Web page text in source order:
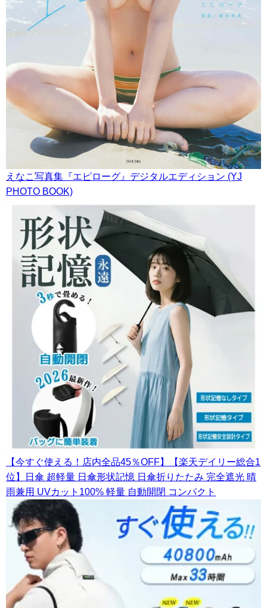
えなこ写真集『エピローグ』デジタルエディション (YJ
PHOTO BOOK)
【今すぐ使える！店内全品45％OFF】【楽天デイリー総合1
位】日傘 超軽量 日傘形状記憶 日傘折りたたみ 完全遮光 晴
雨兼用 UVカット100% 軽量 自動開閉 コンパクト